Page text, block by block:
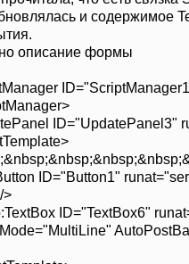
и содержимое
описание формы
ID="UpdatePanel3"
>
ID="TextBox6"